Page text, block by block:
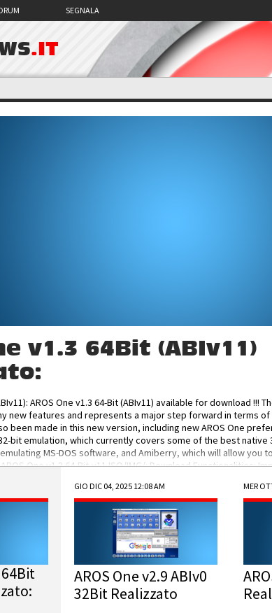
SEGNALA
.IT
v1.3 64Bit (ABIv11)
AROS One v1.3 64-Bit (ABIv11) available for download !!!
new features and represents a major step forward in terms of
been made in this new version, including new AROS One
bit emulation, which currently covers some of the best native
MS-DOS software, and Amiberry, which will allow you
One v1.3 64-Bit-v11 ISO/IMG/: Download Functionalities:
64Bit
GIO DIC 04, 2025 12:08 AM
AROS One v2.9 ABIv0
32Bit Realizzato
MER